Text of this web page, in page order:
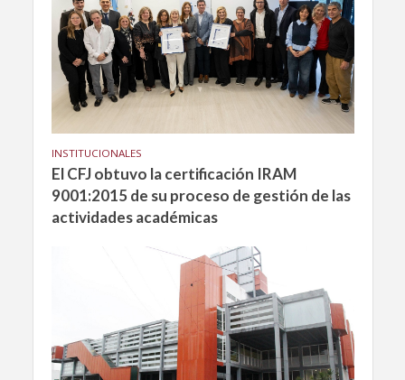
INSTITUCIONALES
El CFJ obtuvo la certificación IRAM
9001:2015 de su proceso de gestión de las
actividades académicas